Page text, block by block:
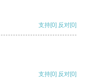
支持[0] 反对[0]
支持[0] 反对[0]